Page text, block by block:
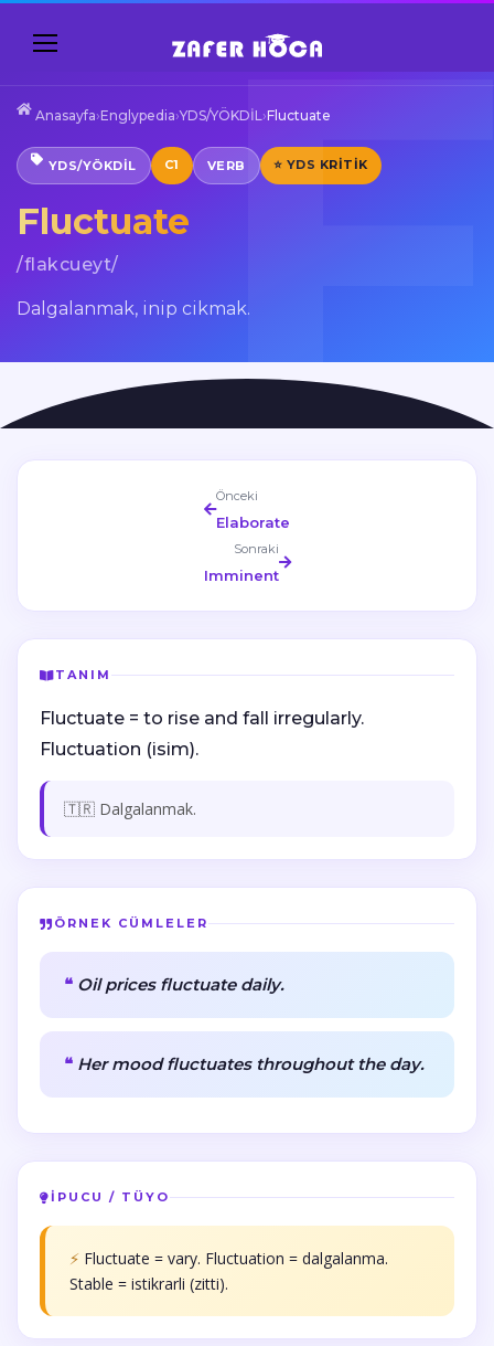
Anasayfa›Englypedia›YDS/YÖKDİL›Fluctuate
YDS/YÖKDİL C1 VERB ⭐ YDS KRITIK
Fluctuate
/flakcueyt/
Dalgalanmak, inip cikmak.
Önceki
Elaborate
Sonraki
Imminent
TANIM
Fluctuate = to rise and fall irregularly.
Fluctuation (isim).
🇹🇷 Dalgalanmak.
ÖRNEK CÜMLELER
Oil prices fluctuate daily.
Her mood fluctuates throughout the day.
İPUCU / TÜYO
⚡ Fluctuate = vary. Fluctuation = dalgalanma.
Stable = istikrarli (zitti).